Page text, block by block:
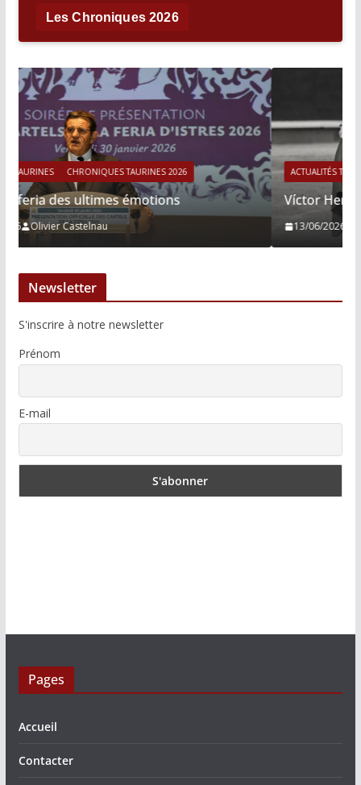
Les Chroniques 2026
ACTUALITÉS TAURINES CHRONIQUES TAURINES 2026
Víctor Hernández : le courage immobile
13/06/2026 Tertulias
Newsletter
S'inscrire à notre newsletter
Prénom
E-mail
Pages
Accueil
Contacter